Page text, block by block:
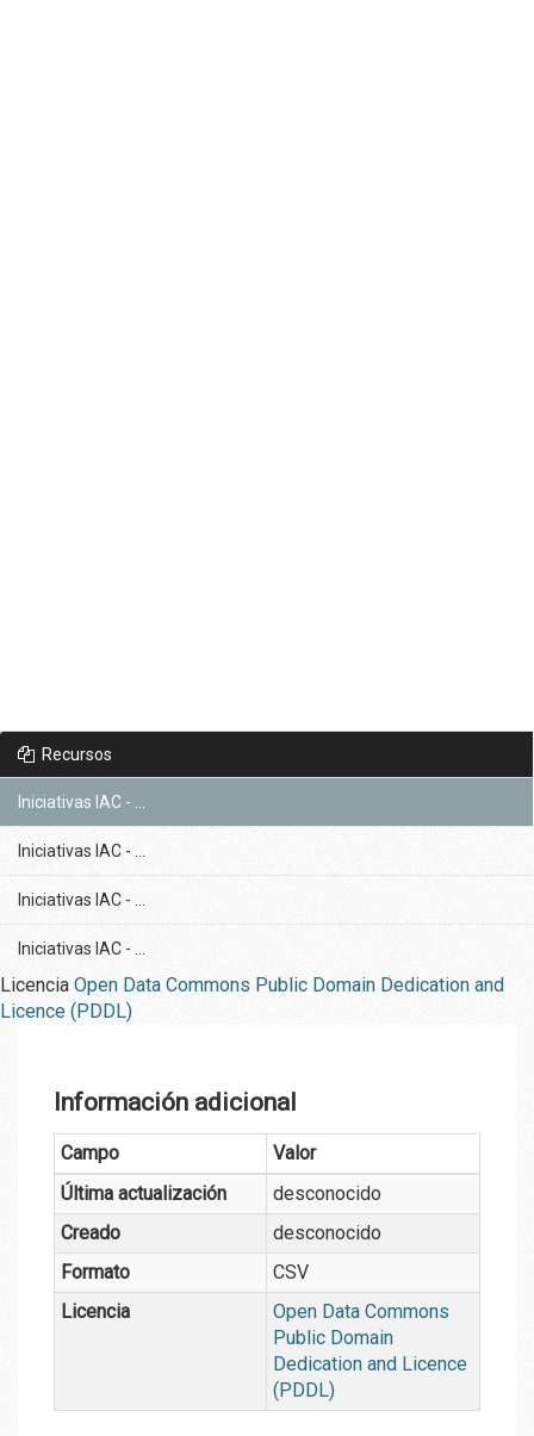
Recursos
Iniciativas IAC - ...
Iniciativas IAC - ...
Iniciativas IAC - ...
Iniciativas IAC - ...
Licencia Open Data Commons Public Domain Dedication and
Licence (PDDL)
Información adicional
Campo
Valor
Última actualización
desconocido
Creado
desconocido
Formato
CSV
Licencia
Open Data Commons
Public Domain
Dedication and Licence
(PDDL)